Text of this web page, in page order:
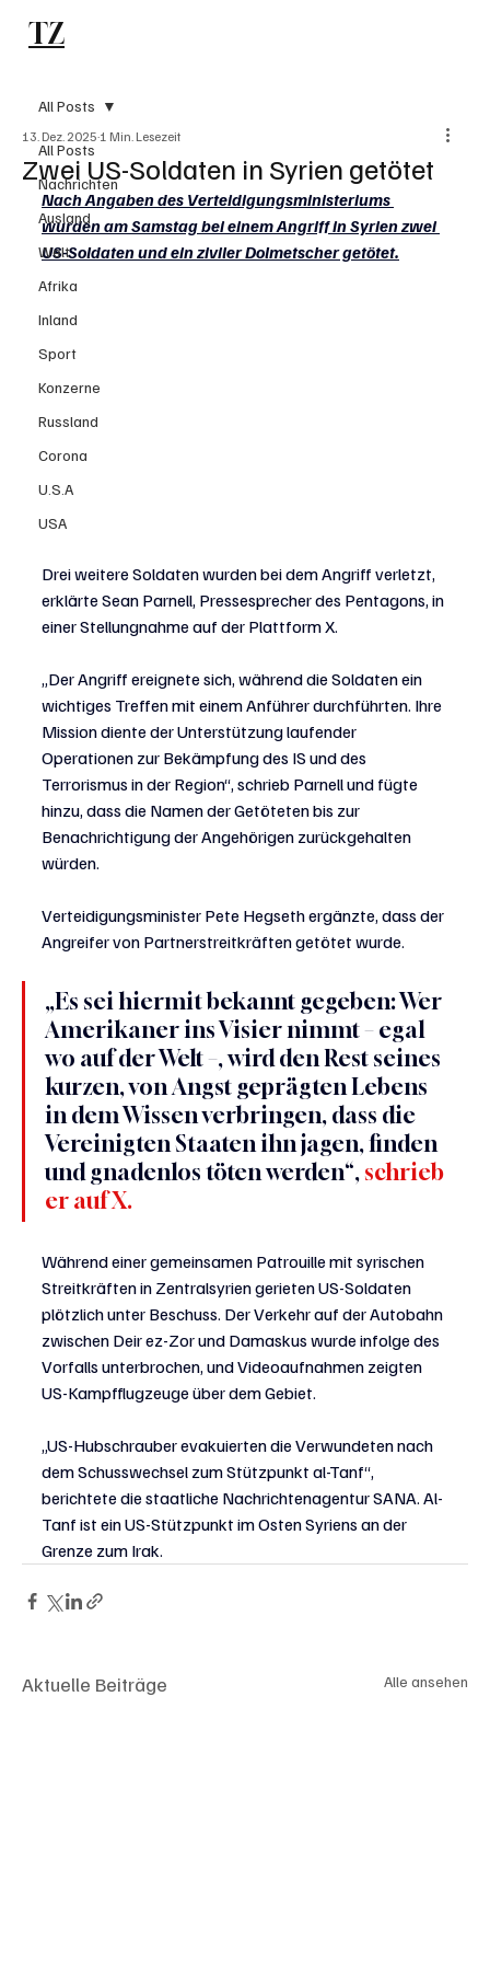
TZ
All Posts
Nachrichten
Ausland
Welt
Afrika
Inland
Sport
Konzerne
Russland
Corona
U.S.A
USA
All Posts
Zwei US-Soldaten in Syrien getötet
13. Dez. 2025 1 Min. Lesezeit
Nach Angaben des Verteidigungsministeriums
wurden am Samstag bei einem Angriff in Syrien zwei
US-Soldaten und ein ziviler Dolmetscher getötet.
Drei weitere Soldaten wurden bei dem Angriff verletzt,
erklärte Sean Parnell, Pressesprecher des Pentagons, in
einer Stellungnahme auf der Plattform X.
„Der Angriff ereignete sich, während die Soldaten ein
wichtiges Treffen mit einem Anführer durchführten. Ihre
Mission diente der Unterstützung laufender
Operationen zur Bekämpfung des IS und des
Terrorismus in der Region“, schrieb Parnell und fügte
hinzu, dass die Namen der Getöteten bis zur
Benachrichtigung der Angehörigen zurückgehalten
würden.
Verteidigungsminister Pete Hegseth ergänzte, dass der
Angreifer von Partnerstreitkräften getötet wurde.
„Es sei hiermit bekannt gegeben: Wer
Amerikaner ins Visier nimmt – egal
wo auf der Welt –, wird den Rest seines
kurzen, von Angst geprägten Lebens
in dem Wissen verbringen, dass die
Vereinigten Staaten ihn jagen, finden
und gnadenlos töten werden“, schrieb
er auf X.
Während einer gemeinsamen Patrouille mit syrischen
Streitkräften in Zentralsyrien gerieten US-Soldaten
plötzlich unter Beschuss. Der Verkehr auf der Autobahn
zwischen Deir ez-Zor und Damaskus wurde infolge des
Vorfalls unterbrochen, und Videoaufnahmen zeigten
US-Kampfflugzeuge über dem Gebiet.
„US-Hubschrauber evakuierten die Verwundeten nach
dem Schusswechsel zum Stützpunkt al-Tanf“,
berichtete die staatliche Nachrichtenagentur SANA. Al-
Tanf ist ein US-Stützpunkt im Osten Syriens an der
Grenze zum Irak.
Aktuelle Beiträge Alle ansehen